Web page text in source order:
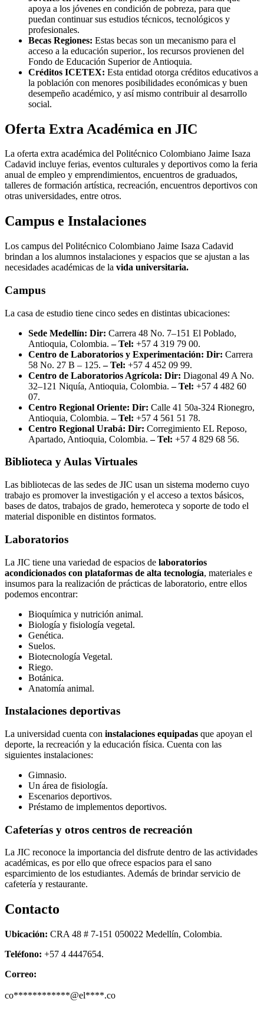
apoya a los jóvenes en condición de pobreza, para que
puedan continuar sus estudios técnicos, tecnológicos y
profesionales.
Becas Regiones: Estas becas son un mecanismo para el
acceso a la educación superior., los recursos provienen del
Fondo de Educación Superior de Antioquia.
Créditos ICETEX: Esta entidad otorga créditos educativos a
la población con menores posibilidades económicas y buen
desempeño académico, y así mismo contribuir al desarrollo
social.
Oferta Extra Académica en JIC
La oferta extra académica del Politécnico Colombiano Jaime Isaza
Cadavid incluye ferias, eventos culturales y deportivos como la feria
anual de empleo y emprendimientos, encuentros de graduados,
talleres de formación artística, recreación, encuentros deportivos con
otras universidades, entre otros.
Campus e Instalaciones
Los campus del Politécnico Colombiano Jaime Isaza Cadavid
brindan a los alumnos instalaciones y espacios que se ajustan a las
necesidades académicas de la vida universitaria.
Campus
La casa de estudio tiene cinco sedes en distintas ubicaciones:
Sede Medellín: Dir: Carrera 48 No. 7–151 El Poblado,
Antioquia, Colombia.– Tel: +57 4 319 79 00.
Centro de Laboratorios y Experimentación: Dir: Carrera
58 No. 27 B – 125.– Tel: +57 4 452 09 99.
Centro de Laboratorios Agrícola: Dir: Diagonal 49 A No.
32–121 Niquía, Antioquia, Colombia.– Tel: +57 4 482 60
07.
Centro Regional Oriente: Dir: Calle 41 50a-324 Rionegro,
Antioquia, Colombia.– Tel: +57 4 561 51 78.
Centro Regional Urabá: Dir: Corregimiento EL Reposo,
Apartado, Antioquia, Colombia.– Tel: +57 4 829 68 56.
Biblioteca y Aulas Virtuales
Las bibliotecas de las sedes de JIC usan un sistema moderno cuyo
trabajo es promover la investigación y el acceso a textos básicos,
bases de datos, trabajos de grado, hemeroteca y soporte de todo el
material disponible en distintos formatos.
Laboratorios
La JIC tiene una variedad de espacios de laboratorios
acondicionados con plataformas de alta tecnología, materiales e
insumos para la realización de prácticas de laboratorio, entre ellos
podemos encontrar:
Bioquímica y nutrición animal.
Biología y fisiología vegetal.
Genética.
Suelos.
Biotecnología Vegetal.
Riego.
Botánica.
Anatomía animal.
Instalaciones deportivas
La universidad cuenta con instalaciones equipadas que apoyan el
deporte, la recreación y la educación física. Cuenta con las
siguientes instalaciones:
Gimnasio.
Un área de fisiología.
Escenarios deportivos.
Préstamo de implementos deportivos.
Cafeterías y otros centros de recreación
La JIC reconoce la importancia del disfrute dentro de las actividades
académicas, es por ello que ofrece espacios para el sano
esparcimiento de los estudiantes. Además de brindar servicio de
cafetería y restaurante.
Contacto
Ubicación: CRA 48 # 7-151 050022 Medellín, Colombia.
Teléfono: +57 4 4447654.
Correo:
co************@el****.co